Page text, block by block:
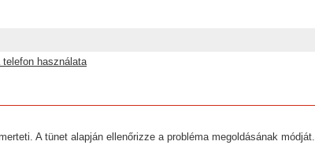
telefon használata
A tünet alapján ellenőrizze a probléma megoldásának módját.